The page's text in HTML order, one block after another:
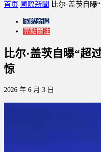
首页 國際新聞 比尔·盖茨自曝
國際新聞
亮點關注
比尔·盖茨自曝“超
惊
2026 年 6 月 3 日